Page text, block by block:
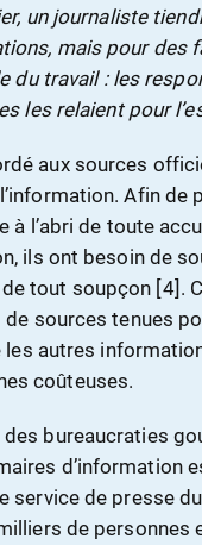
un journaliste
mais pour des
du travail : les
les relaient pour
aux sources
Afin de
à l’abri de toute
ils ont besoin de
tout soupçon [4].
sources tenues
les autres
coûteuses.
bureaucraties
d’information
service de presse
de personnes